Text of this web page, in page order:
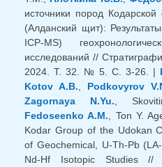
источники пород Кодарской
(Алданский щит):
ICP-MS)
исследований //
2024. Т. 32. № 5. С. 3-26. |
Kotov A.B.
Podkovyrov
Zagornaya N.Yu. ,
Fedoseenko A.M. , Ton Y.
Kodar Group of the Udokan
of Geochemical, U-Th-Pb
Nd-Hf Isotopic Studies //